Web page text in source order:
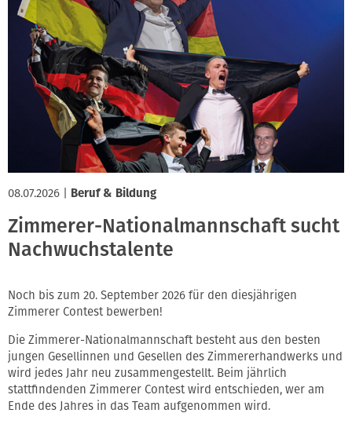
08.07.2026 Beruf & Bildung
Zimmerer-Nationalmannschaft sucht
Nachwuchstalente
Noch bis zum 20. September 2026 für den diesjährigen
Zimmerer Contest bewerben!
Die Zimmerer-Nationalmannschaft besteht aus den besten
jungen Gesellinnen und Gesellen des Zimmererhandwerks und
wird jedes Jahr neu zusammengestellt. Beim jährlich
stattfindenden Zimmerer Contest wird entschieden, wer am
Ende des Jahres in das Team aufgenommen wird.